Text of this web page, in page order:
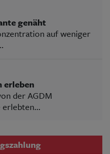
genäht
auf weniger
erleben
der AGDM